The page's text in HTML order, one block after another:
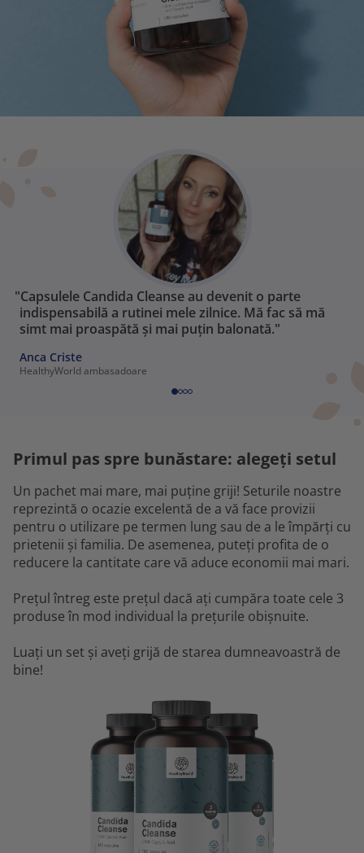
"Capsulele Candida Cleanse au devenit o parte
indispensabilă a rutinei mele zilnice. Mă fac să mă
simt mai proaspătă și mai puțin balonată."
Anca Criste
HealthyWorld ambasadoare
Primul pas spre bunăstare: alegeți setul
Un pachet mai mare, mai puține griji! Seturile noastre
reprezintă o ocazie excelentă de a vă face provizii
pentru o utilizare pe termen lung sau de a le împărți cu
prietenii și familia. De asemenea, puteți profita de o
reducere la cantitate care vă aduce economii mai mari.
Prețul întreg este prețul dacă ați cumpăra toate cele 3
produse în mod individual la prețurile obișnuite.
Luați un set și aveți grijă de starea dumneavoastră de
bine!